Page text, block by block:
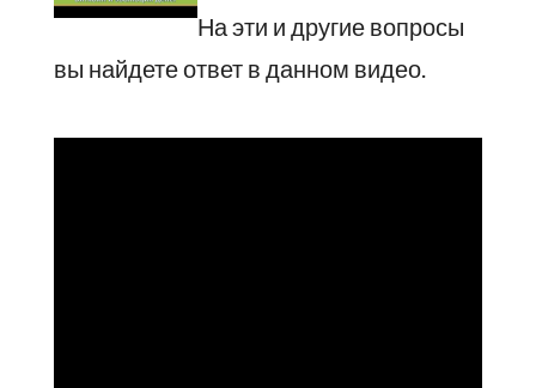
На эти и другие вопросы
вы найдете ответ в данном видео.